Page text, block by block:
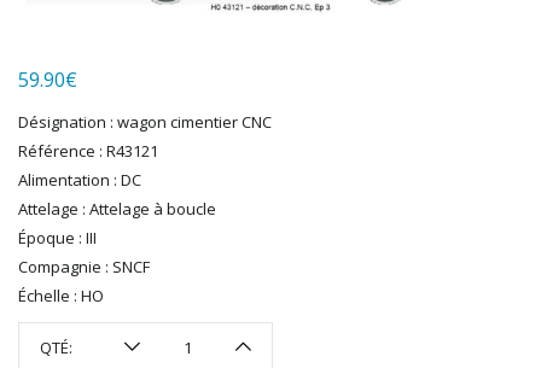
MAKETTE
MARLKIN
MKD
NOREV
NOVATEUR MODELES
PECO
PG mini
PIKO
PN SUD MODELISME
PREISER
59.90€
Désignation : wagon cimentier CNC
Référence : R43121
Alimentation : DC
Attelage : Attelage à boucle
Époque : III
Compagnie : SNCF
Échelle : HO
QTÉ: